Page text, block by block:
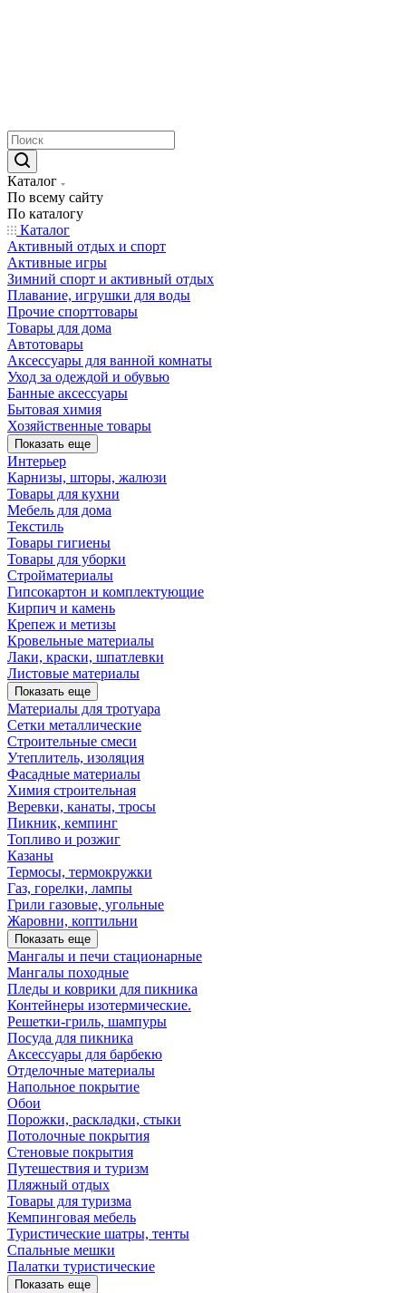
Каталог
По всему сайту
По каталогу
Каталог
Активный отдых и спорт
Активные игры
Зимний спорт и активный отдых
Плавание, игрушки для воды
Прочие спорттовары
Товары для дома
Автотовары
Аксессуары для ванной комнаты
Уход за одеждой и обувью
Банные аксессуары
Бытовая химия
Хозяйственные товары
Показать еще
Интерьер
Карнизы, шторы, жалюзи
Товары для кухни
Мебель для дома
Текстиль
Товары гигиены
Товары для уборки
Стройматериалы
Гипсокартон и комплектующие
Кирпич и камень
Крепеж и метизы
Кровельные материалы
Лаки, краски, шпатлевки
Листовые материалы
Показать еще
Материалы для тротуара
Сетки металлические
Строительные смеси
Утеплитель, изоляция
Фасадные материалы
Химия строительная
Веревки, канаты, тросы
Пикник, кемпинг
Топливо и розжиг
Казаны
Термосы, термокружки
Газ, горелки, лампы
Грили газовые, угольные
Жаровни, коптильни
Показать еще
Мангалы и печи стационарные
Мангалы походные
Пледы и коврики для пикника
Контейнеры изотермические.
Решетки-гриль, шампуры
Посуда для пикника
Аксессуары для барбекю
Отделочные материалы
Напольное покрытие
Обои
Порожки, раскладки, стыки
Потолочные покрытия
Стеновые покрытия
Путешествия и туризм
Пляжный отдых
Товары для туризма
Кемпинговая мебель
Туристические шатры, тенты
Спальные мешки
Палатки туристические
Показать еще